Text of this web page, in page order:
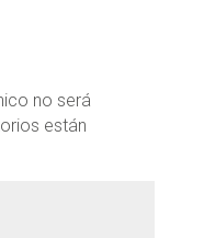
no será
están